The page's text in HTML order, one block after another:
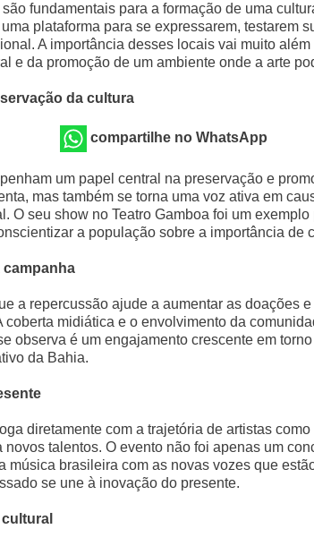
fundamentais para a formação de uma
plataforma para se expressarem, testarem
A importância desses locais vai muito
e da promoção de um ambiente onde a arte
da cultura
compartilhe no WhatsApp
um papel central na preservação e
mas também se torna uma voz ativa em
O seu show no Teatro Gamboa foi um
a população sobre a importância de
campanha
a repercussão ajude a aumentar as doações
coberta midiática e o envolvimento da
observa é um engajamento crescente em
da Bahia.
diretamente com a trajetória de artistas
talentos. O evento não foi apenas um
música brasileira com as novas vozes que
se une à inovação do presente.